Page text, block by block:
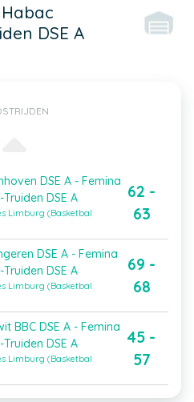
DSE A
DSE A - Femina
DSE A
Limburg (Basketbal
62 -
63
DSE A - Femina
DSE A
Limburg (Basketbal
69 -
68
BBC DSE A - Femina
DSE A
Limburg (Basketbal
45 -
57